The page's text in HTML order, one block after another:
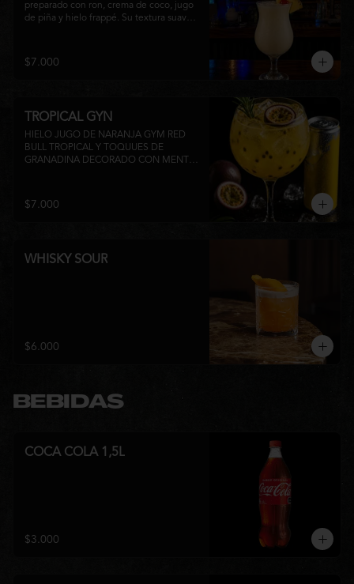
preparado con ron, crema de coco, jugo
de piña y hielo frappé. Su textura suave y
disfrutar de un momento de relajo o
acompañar la experiencia gastronómica
$7.000
TROPICAL GYN
HIELO JUGO DE NARANJA GYM RED
BULL TROPICAL Y TOQUUES DE
GRANADINA DECORADO CON MENTA
$7.000
WHISKY SOUR
$6.000
BEBIDAS
COCA COLA 1,5L
$3.000